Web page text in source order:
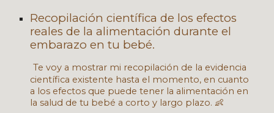
Recopilación científica de los efectos
reales de la alimentación durante el
embarazo en tu bebé.
Te voy a mostrar mi recopilación de la evidencia
científica existente hasta el momento, en cuanto
a los efectos que puede tener la alimentación en
la salud de tu bebé a corto y largo plazo. 👶